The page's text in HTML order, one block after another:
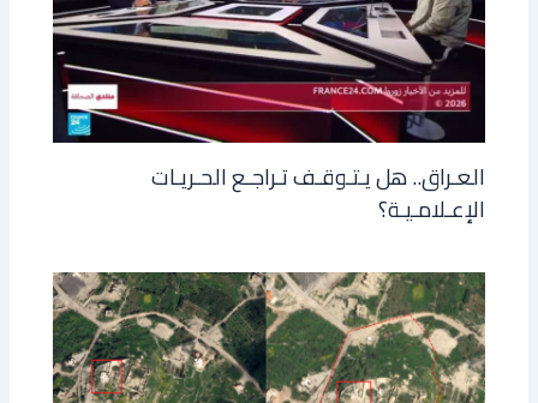
العـراق.. هل يـتـوقـف تـراجـع الحـريـات
الإعـلامـيـة؟